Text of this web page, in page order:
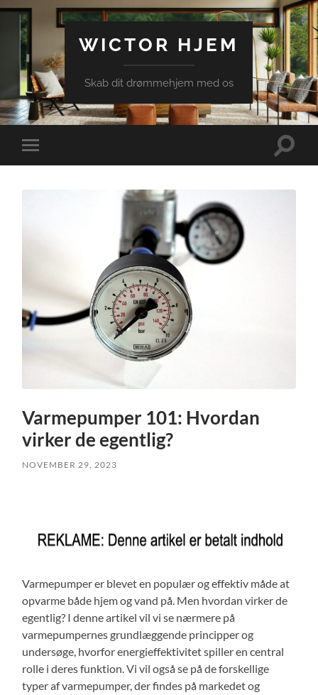
WICTOR HJEM
Skab dit drømmehjem med os
Toggle
mobile
Toggle
Varmepumper 101: Hvordan
virker de egentlig?
NOVEMBER 29, 2023
Varmepumper er blevet en populær og effektiv måde at
opvarme både hjem og vand på. Men hvordan virker de
egentlig? I denne artikel vil vi se nærmere på
varmepumpernes grundlæggende principper og
undersøge, hvorfor energieffektivitet spiller en central
rolle i deres funktion. Vi vil også se på de forskellige
typer af varmepumper, der findes på markedet og